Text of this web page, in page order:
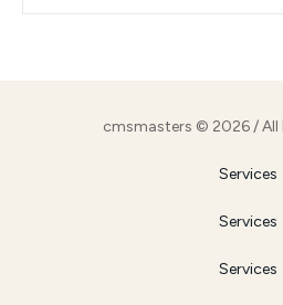
cmsmasters © 2026 / All
Services
Services
Services